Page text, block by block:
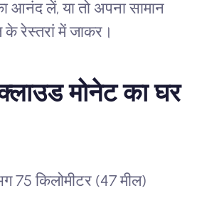
आनंद लें, या तो अपना सामान
रेस्तरां में जाकर।
मोनेट का घर
75 किलोमीटर (47 मील)